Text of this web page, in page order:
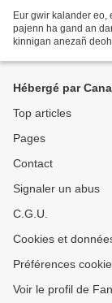
Eur gwir kalander eo,
pajenn ha gand an
kinnigan anezañ
Hébergé par
Top articles
Pages
Contact
Signaler un abus
C.G.U.
Cookies et
Préférences
Voir le profil de